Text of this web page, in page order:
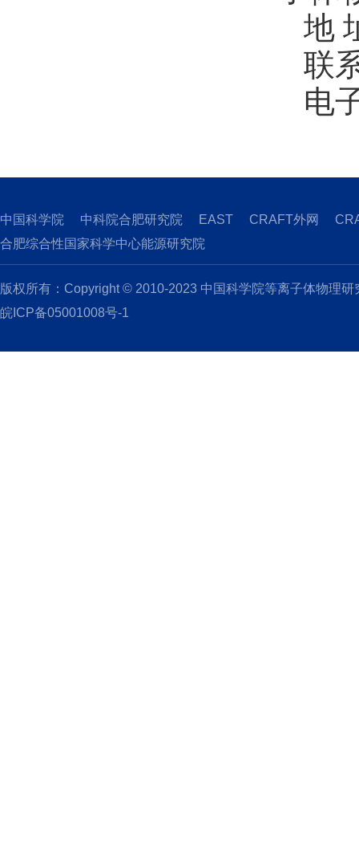
地
联
电
中国科学院 中科院合肥研究院 EAST CRAFT外网
合肥综合性国家科学中心能源研究院
版权所有：Copyright © 2010-2023 中国科学院等离子体物理
皖ICP备05001008号-1